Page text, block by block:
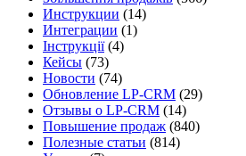
Инструкции (14)
Интеграции (1)
Інструкції(4)
Кейсы (73)
Новости (74)
Обновление LP-CRM (29)
Отзывы о LP-CRM (14)
Повышение продаж (840)
Полезные статьи (814)